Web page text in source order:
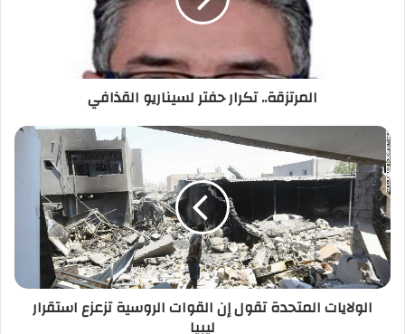
ي
المرتزقة.. تكرار حفتر لسيناريو القذافي
الولايات المتحدة تقول إن القوات الروسية تزعزع استقرار
ليبيا